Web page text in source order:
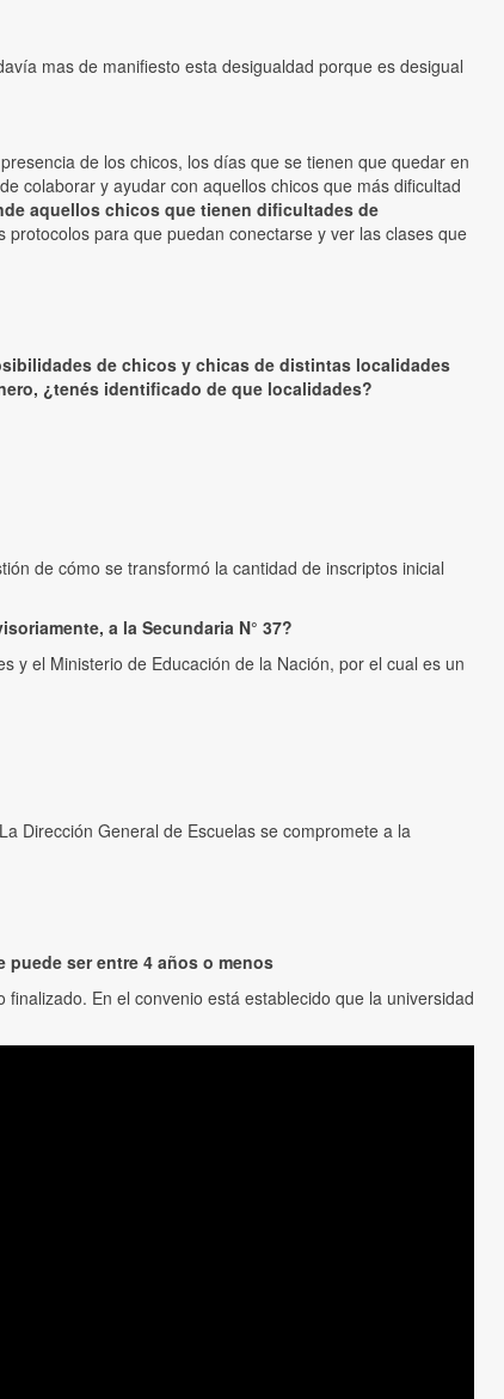
mas de manifiesto esta desigualdad porque es desigual
de los chicos, los días que se tienen que quedar en
colaborar y ayudar con aquellos chicos que más dificultad
aquellos chicos que tienen dificultades de
para que puedan conectarse y ver las clases que
de chicos y chicas de distintas localidades
¿tenés identificado de que localidades?
de cómo se transformó la cantidad de inscriptos inicial
a la Secundaria N° 37?
y el Ministerio de Educación de la Nación, por el cual es un
Dirección General de Escuelas se compromete a la
ser entre 4 años o menos
En el convenio está establecido que la universidad